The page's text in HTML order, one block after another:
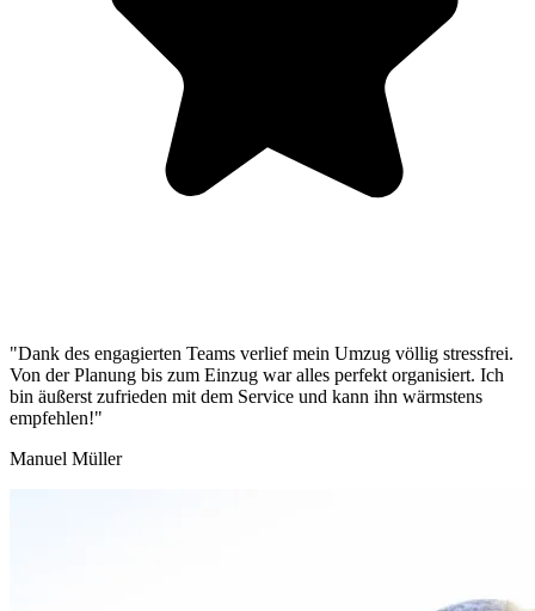
"Dank des engagierten Teams verlief mein Umzug völlig stressfrei.
Von der Planung bis zum Einzug war alles perfekt organisiert. Ich
bin äußerst zufrieden mit dem Service und kann ihn wärmstens
empfehlen!"
Manuel Müller